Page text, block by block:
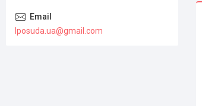
lposuda.ua@gmail.com